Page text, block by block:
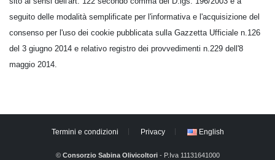
seguito delle modalità semplificate per l'informativa e l'acquisizione del
consenso per l'uso dei cookie pubblicata sulla Gazzetta Ufficiale n.126
del 3 giugno 2014 e relativo registro dei provvedimenti n.229 dell'8
maggio 2014.
© Consorzio Sabina Olivicoltori- P.Iva 11131641000
Termini e condizioni Privacy English